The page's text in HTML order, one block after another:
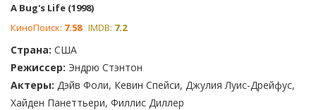
A Bug's Life (1998)
КиноПоиск: 7.58 IMDB: 7.2
Страна: США
Режиссер: Эндрю Стэнтон
Актеры: Дэйв Фоли, Кевин Спейси, Джулия Луис-Дрейфус,
Хайден Панеттьери, Филлис Диллер